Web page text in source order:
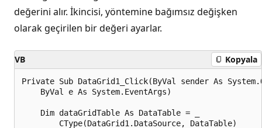
değerini alır. İkincisi, yöntemine bağımsız değişken
olarak geçirilen bir değeri ayarlar.
VB Kopyala
Private Sub DataGrid1_Click(ByVal sender As
    ByVal e As System.EventArgs)
    Dim dataGridTable As DataTable = _
        CType(DataGrid1.DataSource, DataTable)